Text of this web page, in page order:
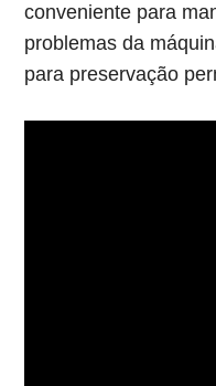
conveniente para
problemas da
para preservação